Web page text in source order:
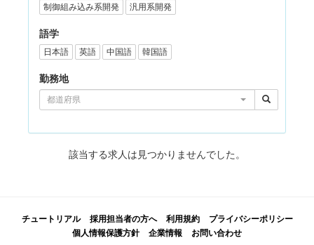
制御組み込み系開発
汎用系開発
語学
日本語 英語 中国語 韓国語
勤務地
都道府県
該当する求人は見つかりませんでした。
チュートリアル 採用担当者の方へ 利用規約
プライバシーポリシー
個人情報保護方針
企業情報 お問い合わせ